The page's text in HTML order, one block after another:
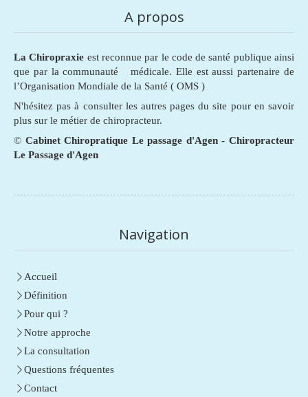
A propos
La Chiropraxie est reconnue par le code de santé publique ainsi
que par la communauté médicale. Elle est aussi partenaire de
l’Organisation Mondiale de la Santé ( OMS )
N'hésitez pas à consulter les autres pages du site pour en savoir
plus sur le métier de chiropracteur.
© Cabinet Chiropratique Le passage d'Agen - Chiropracteur
Le Passage d'Agen
Navigation
Accueil
Définition
Pour qui ?
Notre approche
La consultation
Questions fréquentes
Contact